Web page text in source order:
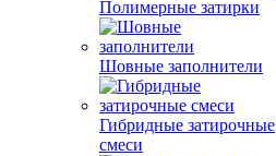
Полимерные затирки
Шовные заполнители
Гибридные затирочные
смеси